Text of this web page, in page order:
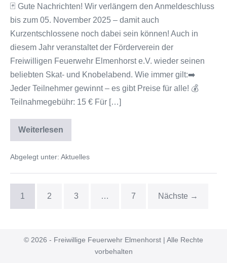
🃏 Gute Nachrichten! Wir verlängern den Anmeldeschluss
bis zum 05. November 2025 – damit auch
Kurzentschlossene noch dabei sein können! Auch in
diesem Jahr veranstaltet der Förderverein der
Freiwilligen Feuerwehr Elmenhorst e.V. wieder seinen
beliebten Skat- und Knobelabend. Wie immer gilt:➡️
Jeder Teilnehmer gewinnt – es gibt Preise für alle! 💰
Teilnahmegebühr: 15 € Für […]
Weiterlesen
Abgelegt unter: Aktuelles
1 2 3 … 7 Nächste →
© 2026 - Freiwillige Feuerwehr Elmenhorst | Alle Rechte
vorbehalten